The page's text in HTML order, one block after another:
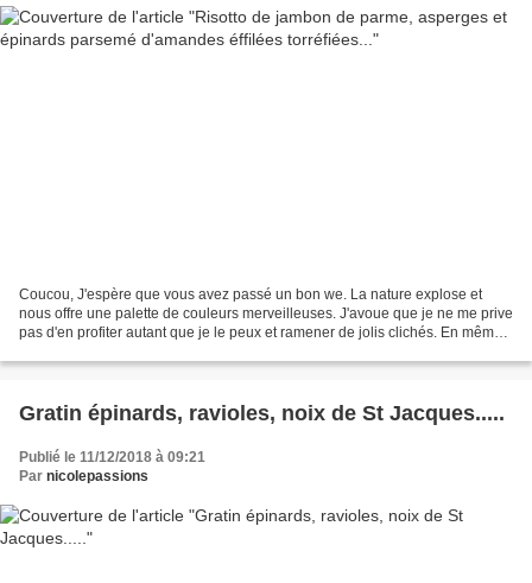
Coucou, J'espère que vous avez passé un bon we. La nature explose et
nous offre une palette de couleurs merveilleuses. J'avoue que je ne me prive
pas d'en profiter autant que je le peux et ramener de jolis clichés. En même
Gratin épinards, ravioles, noix de St Jacques.....
Publié le 11/12/2018 à 09:21
Par nicolepassions